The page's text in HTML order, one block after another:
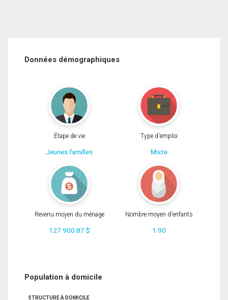
Données démographiques
Étape de vie
Jeunes familles
Type d'emploi
Mixte
Revenu moyen du ménage
127 900.87 $
Nombre moyen d'enfants
1.90
Population à domicile
STRUCTURE À DOMICILE